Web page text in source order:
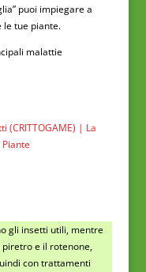
puoi impiegare a
le tue piante.
malattie
gli insetti utili, mentre
e il rotenone,
con trattamenti